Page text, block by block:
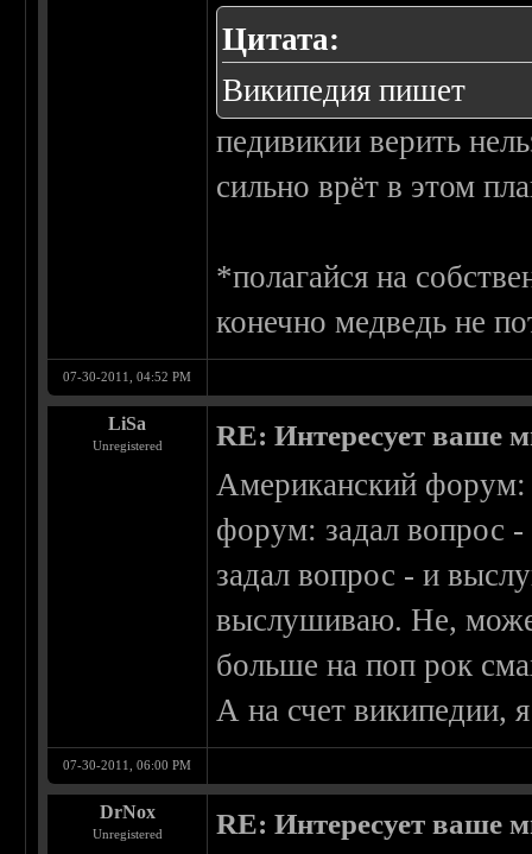
Цитата:
Википедия пишет
педивикии верить
сильно врёт в этом
*полагайся на
конечно медведь не
07-30-2011, 04:52 PM
LiSa
Unregistered RE: Интересует ваше
Американский форум:
форум: задал вопрос
задал вопрос - и
выслушиваю. Не,
больше на поп рок
А на счет википедии,
07-30-2011, 06:00 PM
DrNox
Unregistered RE: Интересует ваше